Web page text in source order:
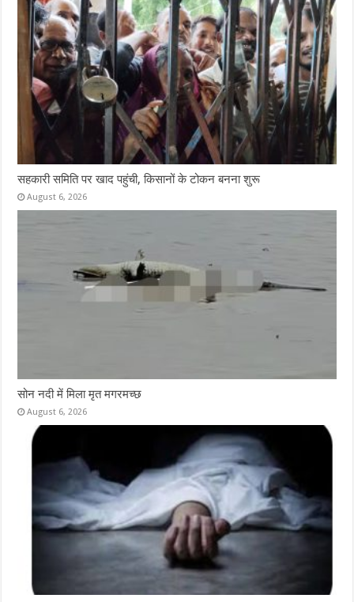
सहकारी समिति पर खाद पहुंची, किसानों के टोकन बनना शुरू
August 6, 2026
सोन नदी में मिला मृत मगरमच्छ
August 6, 2026